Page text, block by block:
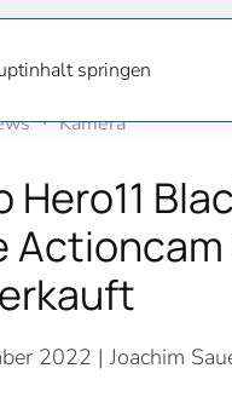
springen
Kamera
Hero11
2022 | Joachim